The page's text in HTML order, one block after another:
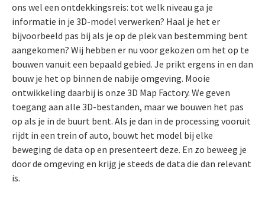
ons wel een ontdekkingsreis: tot welk niveau ga je
informatie in je 3D-model verwerken? Haal je het er
bijvoorbeeld pas bij als je op de plek van bestemming bent
aangekomen? Wij hebben er nu voor gekozen om het op te
bouwen vanuit een bepaald gebied. Je prikt ergens in en dan
bouw je het op binnen de nabije omgeving. Mooie
ontwikkeling daarbij is onze 3D Map Factory. We geven
toegang aan alle 3D-bestanden, maar we bouwen het pas
op als je in de buurt bent. Als je dan in de processing vooruit
rijdt in een trein of auto, bouwt het model bij elke
beweging de data op en presenteert deze. En zo beweeg je
door de omgeving en krijg je steeds de data die dan relevant
is.